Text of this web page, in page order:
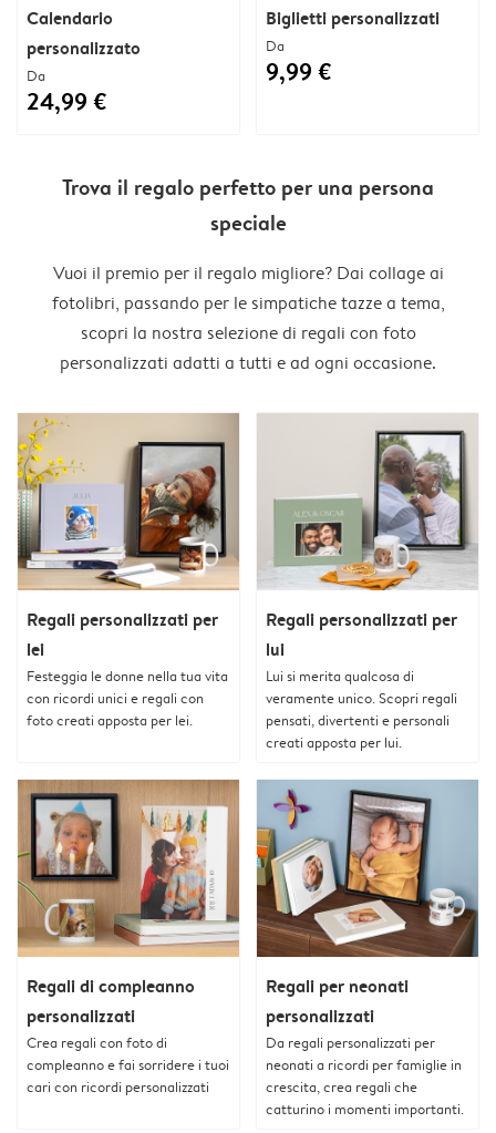
Calendario
personalizzato
Da
24,99 €
Biglietti personalizzati
Da
9,99 €
Trova il regalo perfetto per una persona
speciale
Vuoi il premio per il regalo migliore? Dai collage ai
fotolibri, passando per le simpatiche tazze a tema,
scopri la nostra selezione di regali con foto
personalizzati adatti a tutti e ad ogni occasione.
Regali personalizzati per
lei
Festeggia le donne nella tua vita
con ricordi unici e regali con
foto creati apposta per lei.
Regali personalizzati per
lui
Lui si merita qualcosa di
veramente unico. Scopri regali
pensati, divertenti e personali
creati apposta per lui.
Regali di compleanno
personalizzati
Crea regali con foto di
compleanno e fai sorridere i tuoi
cari con ricordi personalizzati
Regali per neonati
personalizzati
Da regali personalizzati per
neonati a ricordi per famiglie in
crescita, crea regali che
catturino i momenti importanti.